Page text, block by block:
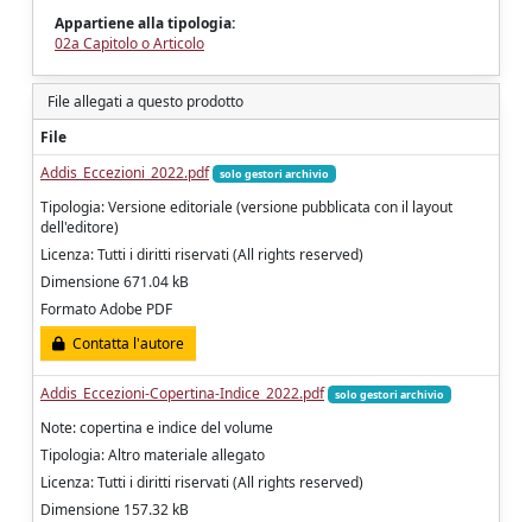
Appartiene alla tipologia:
02a Capitolo o Articolo
File allegati a questo prodotto
File
Addis_Eccezioni_2022.pdf
solo gestori archivio
Tipologia: Versione editoriale (versione pubblicata con il layout
dell'editore)
Licenza: Tutti i diritti riservati (All rights reserved)
Dimensione 671.04 kB
Formato Adobe PDF
Contatta l'autore
Addis_Eccezioni-Copertina-Indice_2022.pdf solo gestori archivio
Note: copertina e indice del volume
Tipologia: Altro materiale allegato
Licenza: Tutti i diritti riservati (All rights reserved)
Dimensione 157.32 kB